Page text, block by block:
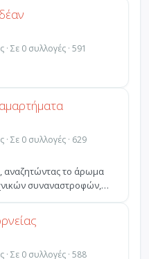
Σε 0 συλλογές · 591
Σε 0 συλλογές · 629
αναζητώντας το άρωμα
συναναστροφών,
Σε 0 συλλογές · 588